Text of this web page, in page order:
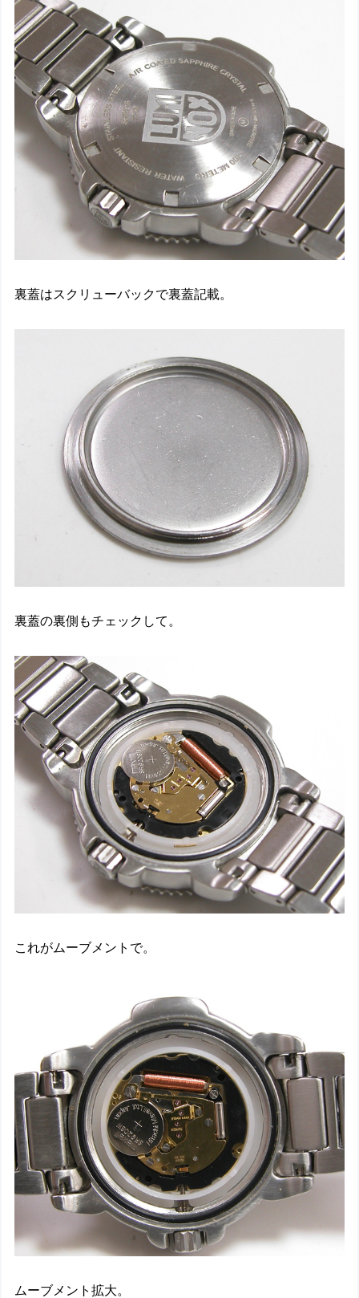
裏蓋はスクリューバックで裏蓋記載。
裏蓋の裏側もチェックして。
これがムーブメントで。
ムーブメント拡大。